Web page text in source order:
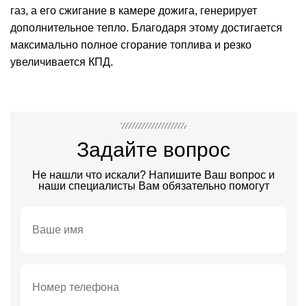
газ, а его сжигание в камере дожига, генерирует
дополнительное тепло. Благодаря этому достигается
максимально полное сгорание топлива и резко
увеличивается КПД.
Задайте вопрос
Не нашли что искали? Напишите Ваш вопрос и
наши специалисты Вам обязательно помогут